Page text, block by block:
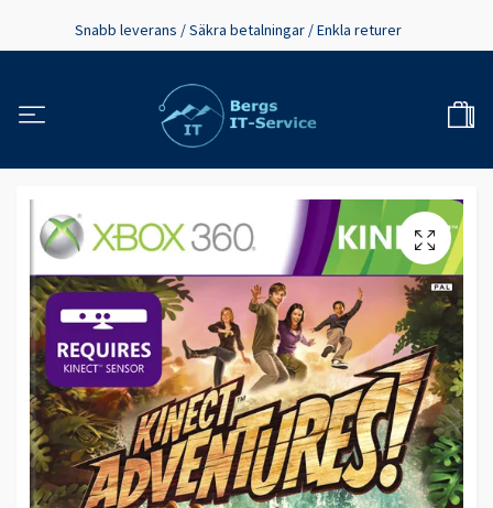
Snabb leverans / Säkra betalningar / Enkla returer